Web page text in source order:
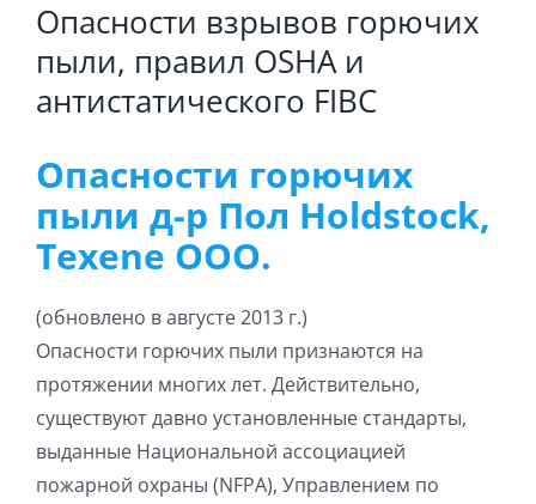
Опасности взрывов горючих
пыли, правил OSHA и
антистатического FIBC
Опасности горючих
пыли д-р Пол Holdstock,
Texene ООО.
(обновлено в августе 2013 г.)
Опасности горючих пыли признаются на
протяжении многих лет. Действительно,
существуют давно установленные стандарты,
выданные Национальной ассоциацией
пожарной охраны (NFPA), Управлением по